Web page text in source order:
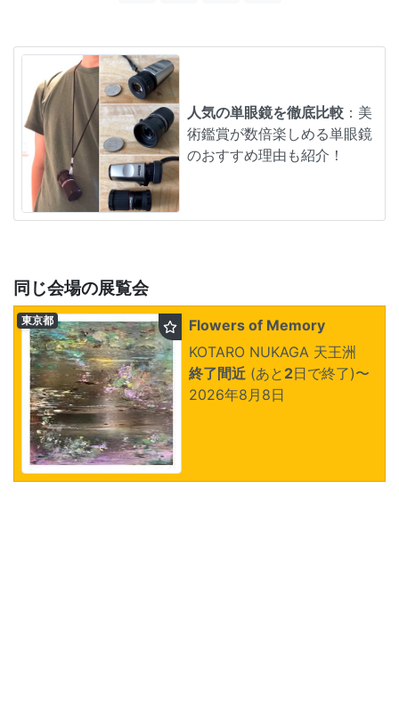
人気の単眼鏡を徹底比較 ：美
術鑑賞が数倍楽しめる単眼鏡
のおすすめ理由も紹介！
同じ会場の展覧会
Flowers of Memory
KOTARO NUKAGA 天王洲
終了間近 (あと 2日で終了)〜
2026年8月8日
東京都